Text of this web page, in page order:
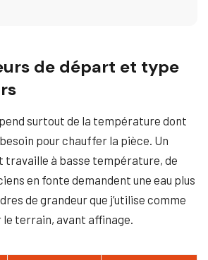
de départ et type
surtout de la température dont
pour chauffer la pièce. Un
à basse température, de
en fonte demandent une eau plus
de grandeur que j’utilise comme
terrain, avant affinage.